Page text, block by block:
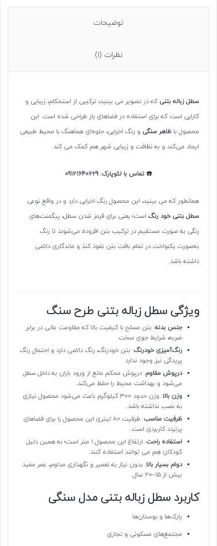
سنگی
توضیحات
نظرات (1)
سطل زباله بتنی که در تصویر می بینید، ترکیبی از استحکام، زیبایی و
کارایی است که برای استفاده در فضاهای باز طراحی شده است. این
محصول با ظاهر سنگی و رنگ اخرایی، جلوه‌ای هماهنگ با محیط‌ طبیعی
ایجاد می‌کند و به نظافت و زیبایی شهر هم کمک می کند.
☎️ تماس با لئوپارک: 09121640629
همانطور که می بینید، این محصول رنگ اخرایی دارد و در واقع نوعی
سطل بتنی خود رنگ است؛ یعنی برای قرمز شدن سطل، پیگمنت‌های
رنگی به صورت مستقیم در ترکیب بتن افزوده می‌شوند تا رنگ
به‌صورت یکنواخت در تمام بافت بتن نفوذ کنذ و ماندگاری دائمی
داشته باشد.
ویژگی‌ سطل زباله بتنی طرح سنگ
جنس بدنه: بتن مسلح با کیفیت بالا که مقاومت عالی در برابر
ضربه، شرایط جوی سخت.
رنگ‌آمیزی خودرنگ: بتن خودرنگ، رنگ دائمی دارد و احتمال رنگ
پریدگی نیز وجود ندارد.
درپوش مقاوم: درپوش محکم مانع از ورود باران به داخل سطل
می‌شود و بهداشت محیط را حفظ می‌کند.
وزن بالا
: وزن حدود 300 کیلوگرم باعث می‌شود محصول نیازی
به نصب نداشته باشد.
ظرفیت مناسب
: ظرفیت 80 لیتری این محصول را برای فضاهای
پرتردد کاربردی است.
استفاده راحت
: ارتفاع این محصول ۱ متر است؛ به همین دلیل
کودکان هم می توانند استفاده کنند.
دوام بسیار بالا: بدون نیاز به تعمیر و نگهداری مداوم، عمر مفید
بیش از ۱۵–۲۰ سال.
کاربرد سطل زباله بتنی مدل سنگی
پارک‌ها و بوستان‌ها
مجتمع‌های مسکونی و تجاری